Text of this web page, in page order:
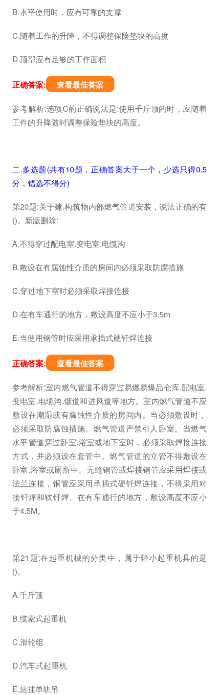
B.水平使用时，应有可靠的支撑
C.随着工作的升降，不得调整保险垫块的高度
D.顶部应有足够的工作面积
正确答案: 查看最佳答案
参考解析:选项C的正确说法是:使用千斤顶的时，应随着
工件的升降随时调整保险垫块的高度。
二.多选题(共有10题，正确答案大于一个，少选只得0.5
分，错选不得分)
第20题:关于建.构筑物内部燃气管道安装，说法正确的有
()。新版删除:
A.不得穿过配电室.变电室.电缆沟
B.敷设在有腐蚀性介质的房间内必须采取防腐措施
C.穿过地下室时必须采取焊接连接
D.在有车通行的地方，敷设高度不应小于3.5m
E.当使用钢管时应采用承插式硬钎焊连接
正确答案: 查看最佳答案
参考解析:室内燃气管道不得穿过易燃易爆品仓库.配电室.
变电室.电缆沟.烟道和进风道等地方。室内燃气管道不应
敷设在潮湿或有腐蚀性介质的房间内。当必须敷设时，
必须采取防腐蚀措施。燃气管道严禁引人卧室。当燃气
水平管道穿过卧室.浴室或地下室时，必须采取焊接连接
方式，并必须设在套管中。燃气管道的立管不得敷设在
卧室.浴室或厕所中。无缝钢管或焊接钢管应采用焊接或
法兰连接，铜管应采用承插式硬钎焊连接，不得采用对
接钎焊和软钎焊。在有车通行的地方，敷设高度不应小
于4.5M。
第21题:在起重机械的分类中，属于轻小起重机具的是
()。
A.千斤顶
B.缆索式起重机
C.滑轮组
D.汽车式起重机
E.悬挂单轨吊